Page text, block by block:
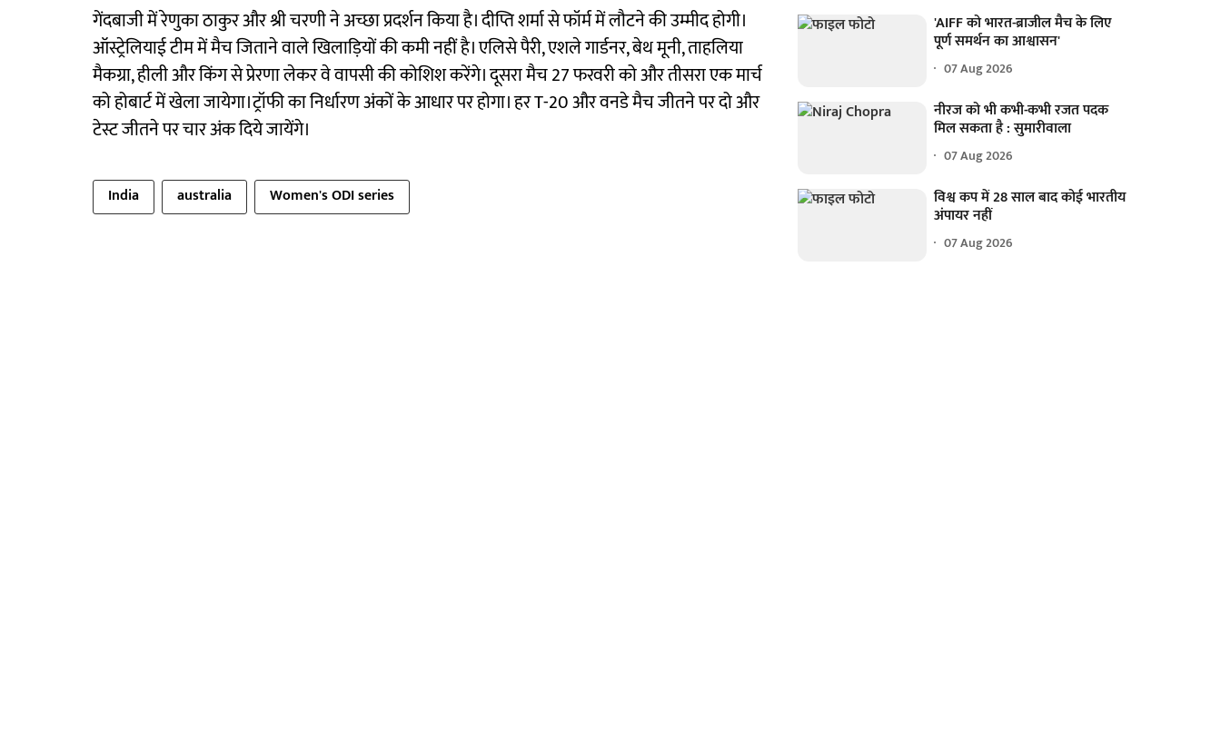
गेंदबाजी में रेणुका ठाकुर और श्री चरणी ने अच्छा प्रदर्शन किया है। दीप्ति शर्मा से फॉर्म में लौटने की उम्मीद होगी।
ऑस्ट्रेलियाई टीम में मैच जिताने वाले खिलाड़ियों की कमी नहीं है। एलिसे पैरी, एशले गार्डनर, बेथ मूनी, ताहलिया
मैकग्रा, हीली और किंग से प्रेरणा लेकर वे वापसी की कोशिश करेंगे। दूसरा मैच 27 फरवरी को और तीसरा एक मार्च
को होबार्ट में खेला जायेगा।ट्रॉफी का निर्धारण अंकों के आधार पर होगा। हर T-20 और वनडे मैच जीतने पर दो और
टेस्ट जीतने पर चार अंक दिये जायेंगे।
India australia Women's ODI series
'AIFF को भारत-ब्राजील मैच के लिए
पूर्ण समर्थन का आश्वासन'
07 Aug 2026
नीरज को भी कभी-कभी रजत पदक
मिल सकता है : सुमारीवाला
07 Aug 2026
विश्व कप में 28 साल बाद कोई भारतीय
अंपायर नहीं
07 Aug 2026